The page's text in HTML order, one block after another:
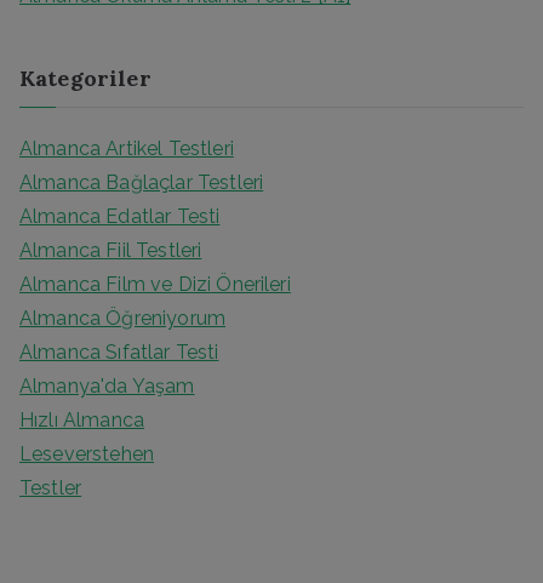
Kategoriler
Almanca Artikel Testleri
Almanca Bağlaçlar Testleri
Almanca Edatlar Testi
Almanca Fiil Testleri
Almanca Film ve Dizi Önerileri
Almanca Öğreniyorum
Almanca Sıfatlar Testi
Almanya'da Yaşam
Hızlı Almanca
Leseverstehen
Testler